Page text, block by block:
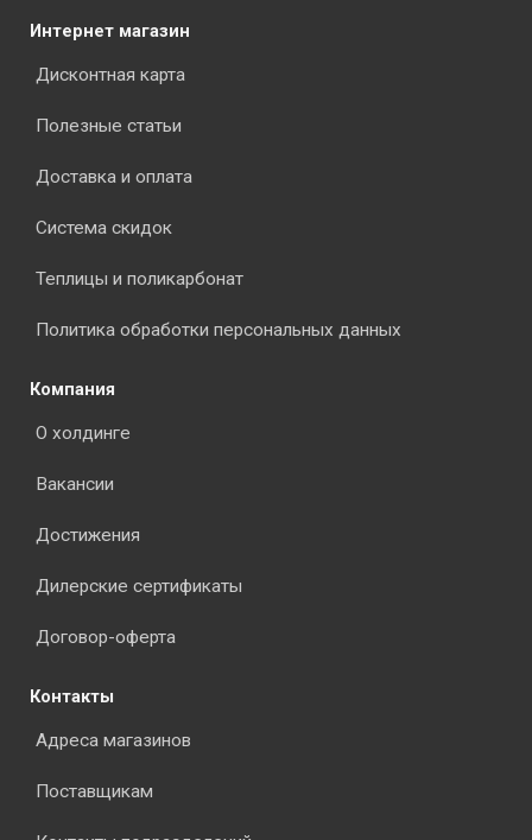
Интернет магазин
Дисконтная карта
Полезные статьи
Доставка и оплата
Система скидок
Теплицы и поликарбонат
Политика обработки персональных данных
Компания
О холдинге
Вакансии
Достижения
Дилерские сертификаты
Договор-оферта
Контакты
Адреса магазинов
Поставщикам